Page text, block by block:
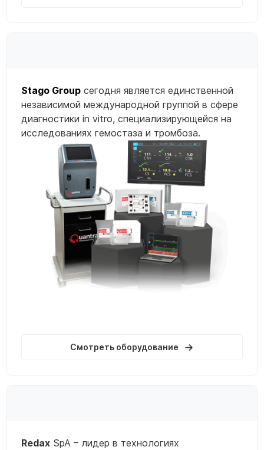
Stago Group сегодня является единственной
независимой международной группой в сфере
диагностики in vitro, специализирующейся на
исследованиях гемостаза и тромбоза.
Смотреть оборудование
Redax SpA – лидер в технологиях